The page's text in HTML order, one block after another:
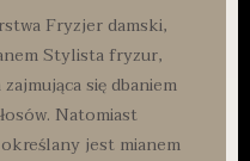
Fryzjer damski,
Stylista fryzur,
się dbaniem
Natomiast
jest mianem